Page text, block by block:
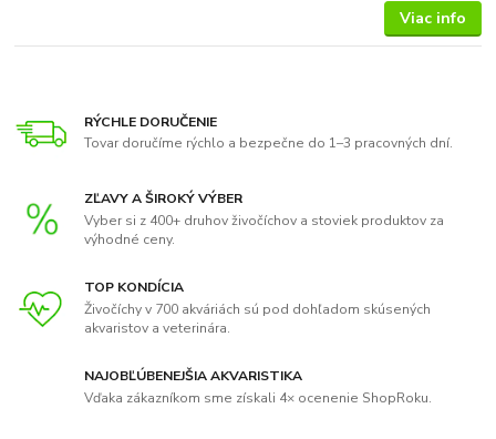
Viac info
RÝCHLE DORUČENIE
Tovar doručíme rýchlo a bezpečne do 1–3 pracovných dní.
ZĽAVY A ŠIROKÝ VÝBER
Vyber si z 400+ druhov živočíchov a stoviek produktov za
výhodné ceny.
TOP KONDÍCIA
Živočíchy v 700 akváriách sú pod dohľadom skúsených
akvaristov a veterinára.
NAJOBĽÚBENEJŠIA AKVARISTIKA
Vďaka zákazníkom sme získali 4× ocenenie ShopRoku.